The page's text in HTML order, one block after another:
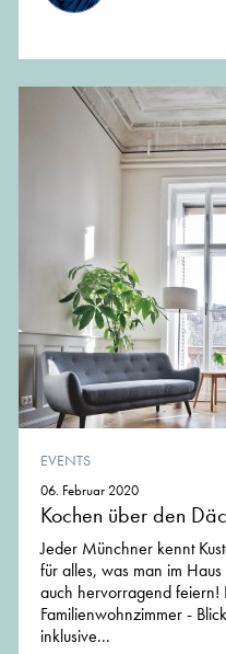
EVENTS
06. Februar 2020
Kochen über den
Jeder Münchner kennt
für alles, was man im
auch hervorragend feiern!
Familienwohnzimmer -
inklusive...